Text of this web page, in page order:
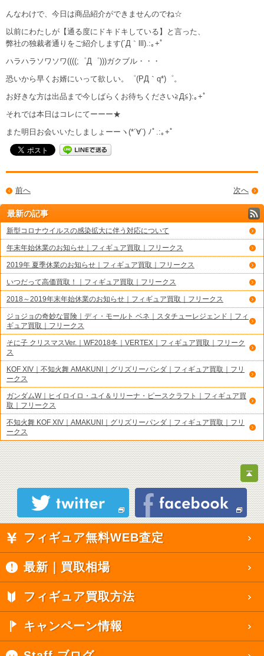
んなわけで、今日は商品紹介ができませんのでね☆
以前にわたしが【通る度にドキドキしている】と言った、
弊社の独裁者通りをご紹介します(´Д｀lll).:｡+ﾟ
ハラハラソワソワ((((;゜Д゜)))ガクブル・・・
恐いから早くお婿にいって欲しい。゜(PД｀q*)゜。
お好きな方は出品まで今しばらくお待ちください≧Д≦):｡+ﾟ
それでは本日はコレにてーーー★
また明日お会いいたしましょーーヽ(*´∀`) ﾉﾟ.:｡+ﾟ
次へ
前へ
最新の記事
新型コロナウイルスの感染拡大に伴う対応について
年末年始休業のお知らせ｜フィギュア買取｜フリークス
2019年 夏季休業のお知らせ｜フィギュア買取｜フリークス
いつだって高価買取！｜フィギュア買取｜フリークス
2018～2019年末年始休業のお知らせ｜フィギュア買取｜フリークス
ジョジョの奇妙な冒険｜ディ・モールト ベネ｜スタチューレジェンド｜フィ
ギュア買取｜フリークス
そに子 クリスマスVer.｜WF2018冬｜VERTEX｜フィギュア買取｜フリーク
ス
KOF XIV｜不知火舞 AMAKUNI｜グリズリーパンダ｜フィギュア買取｜フリ
ークス
ガンダムW｜ヒイロイロ・ユイ＆リリーナ・ピースクラフト｜フィギュア買
取｜フリークス
不知火舞 KOF XIV｜AMAKUNI｜グリズリーパンダ｜フィギュア買取｜フリ
ークス
フィギュア無料WEB査定
最新｜買取相場
フィギュア買取方法
キャンペーン情報